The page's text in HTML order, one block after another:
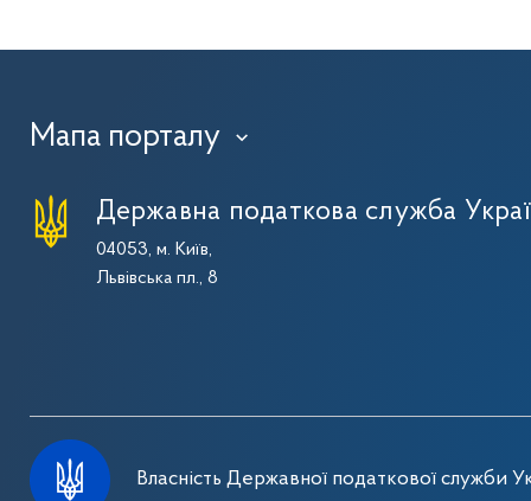
Мапа порталу ›
Державна податкова служба
04053, м. Київ,
Львівська пл., 8
Власність Державної податкової служби